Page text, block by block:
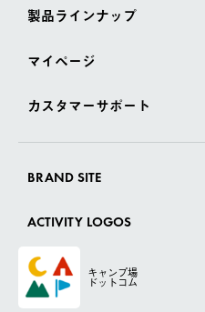
製品ラインナップ
マイページ
カスタマーサポート
BRAND SITE
ACTIVITY LOGOS
キャンプ場
ドットコム